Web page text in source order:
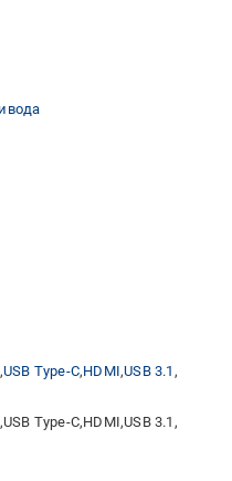
USB Type-C HDMI USB 3.1
USB Type-C HDMI USB 3.1